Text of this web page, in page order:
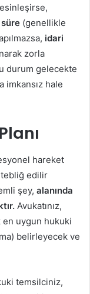
(genellikle
idari
zorla
durum gelecekte
imkansız hale
hareket
edilir
şey, alanında
Avukatınız,
uygun hukuki
belirleyecek ve
temsilciniz,